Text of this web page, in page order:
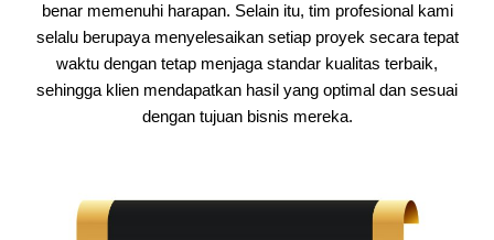
benar memenuhi harapan. Selain itu, tim profesional kami
selalu berupaya menyelesaikan setiap proyek secara tepat
waktu dengan tetap menjaga standar kualitas terbaik,
sehingga klien mendapatkan hasil yang optimal dan sesuai
dengan tujuan bisnis mereka.